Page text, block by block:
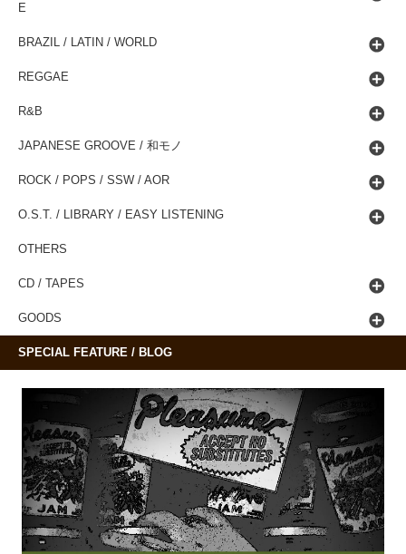
E
BRAZIL / LATIN / WORLD
REGGAE
R&B
JAPANESE GROOVE / 和モノ
ROCK / POPS / SSW / AOR
O.S.T. / LIBRARY / EASY LISTENING
OTHERS
CD / TAPES
GOODS
SPECIAL FEATURE / BLOG